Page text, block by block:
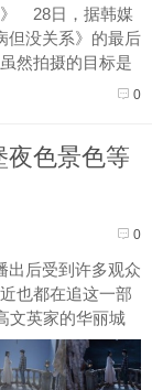
》 28日，据韩媒
但没关系》的最后
然拍摄的目标是
成的坏天气可能 0
夜色景色等
0
后受到许多观众
也都在追这一部
英家的华丽城